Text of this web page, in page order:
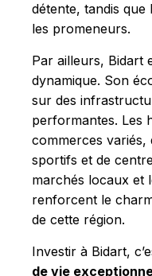
détente, tandis que
les promeneurs.
Par ailleurs, Bidart
dynamique. Son
sur des
performantes. Les
commerces variés,
sportifs et de
marchés locaux et
renforcent le
de cette région.
Investir à Bidart,
de vie